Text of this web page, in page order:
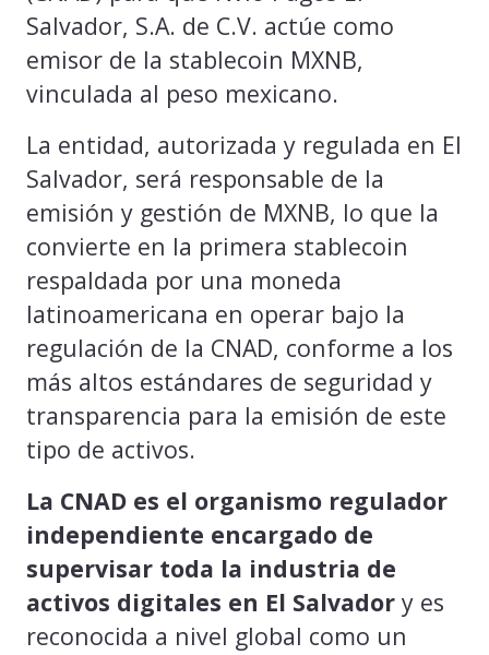
Salvador, S.A. de C.V. actúe como
emisor de la stablecoin MXNB,
vinculada al peso mexicano.
La entidad, autorizada y regulada en El
Salvador, será responsable de la
emisión y gestión de MXNB, lo que la
convierte en la primera stablecoin
respaldada por una moneda
latinoamericana en operar bajo la
regulación de la CNAD, conforme a los
más altos estándares de seguridad y
transparencia para la emisión de este
tipo de activos.
La CNAD es el organismo regulador
independiente encargado de
supervisar toda la industria de
activos digitales en El Salvador y es
reconocida a nivel global como un